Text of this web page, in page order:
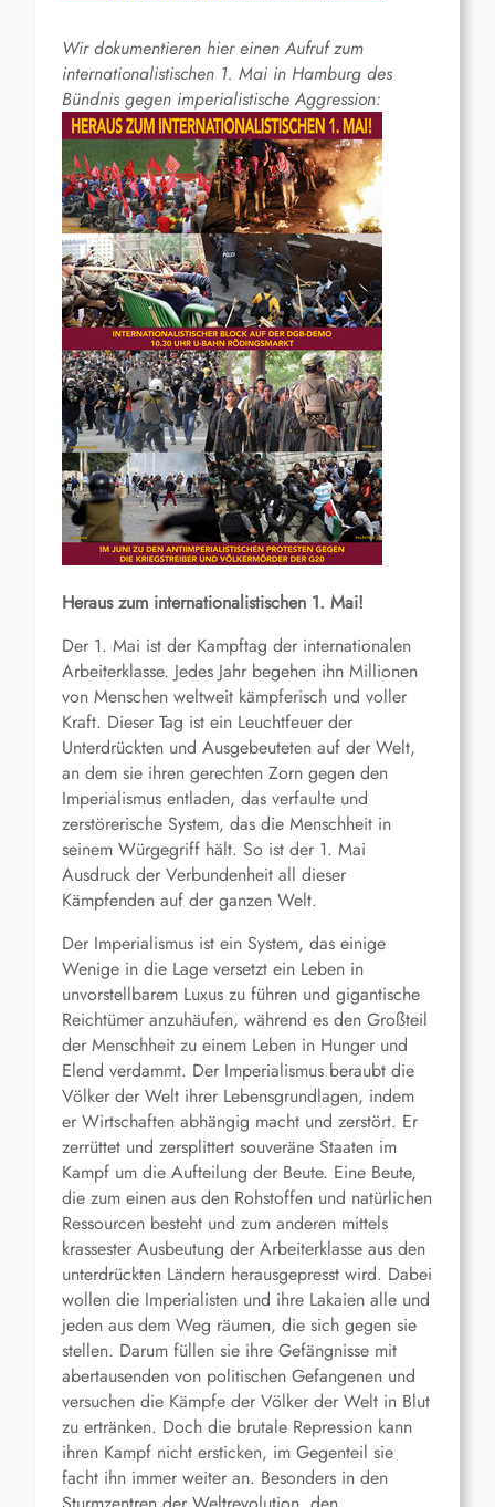
Wir dokumentieren hier einen Aufruf zum
internationalistischen 1. Mai in Hamburg des
Bündnis gegen imperialistische Aggression:
Heraus zum internationalistischen 1. Mai!
Der 1. Mai ist der Kampftag der internationalen
Arbeiterklasse. Jedes Jahr begehen ihn Millionen
von Menschen weltweit kämpferisch und voller
Kraft. Dieser Tag ist ein Leuchtfeuer der
Unterdrückten und Ausgebeuteten auf der Welt,
an dem sie ihren gerechten Zorn gegen den
Imperialismus entladen, das verfaulte und
zerstörerische System, das die Menschheit in
seinem Würgegriff hält. So ist der 1. Mai
Ausdruck der Verbundenheit all dieser
Kämpfenden auf der ganzen Welt.
Der Imperialismus ist ein System, das einige
Wenige in die Lage versetzt ein Leben in
unvorstellbarem Luxus zu führen und gigantische
Reichtümer anzuhäufen, während es den Großteil
der Menschheit zu einem Leben in Hunger und
Elend verdammt. Der Imperialismus beraubt die
Völker der Welt ihrer Lebensgrundlagen, indem
er Wirtschaften abhängig macht und zerstört. Er
zerrüttet und zersplittert souveräne Staaten im
Kampf um die Aufteilung der Beute. Eine Beute,
die zum einen aus den Rohstoffen und natürlichen
Ressourcen besteht und zum anderen mittels
krassester Ausbeutung der Arbeiterklasse aus den
unterdrückten Ländern herausgepresst wird. Dabei
wollen die Imperialisten und ihre Lakaien alle und
jeden aus dem Weg räumen, die sich gegen sie
stellen. Darum füllen sie ihre Gefängnisse mit
abertausenden von politischen Gefangenen und
versuchen die Kämpfe der Völker der Welt in Blut
zu ertränken. Doch die brutale Repression kann
ihren Kampf nicht ersticken, im Gegenteil sie
facht ihn immer weiter an. Besonders in den